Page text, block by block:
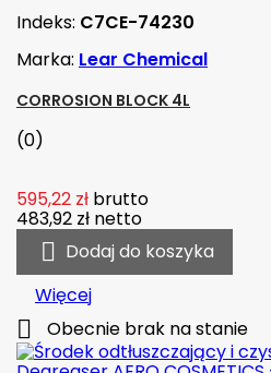
Indeks: C7CE-74230
Marka: Lear Chemical
CORROSION BLOCK 4L
(0)
595,22 zł brutto
483,92 zł netto
 Dodaj do koszyka
Więcej
 Obecnie brak na stanie